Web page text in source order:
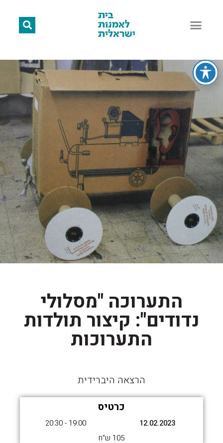
התערוכה "מסלולי
נדודים": קיצור תולדות
התערוכות
הרצאה היברידית
כרטיס
12.02.2023
19:00 - 20:30
105 ש"ח